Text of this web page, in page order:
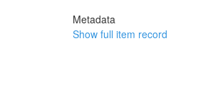
Metadata
Show full item record